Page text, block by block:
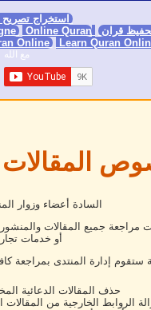
استخراج
قران Online Quran
Online Learn Quran
المقالات
السادة أعضاء وزوار
جميع المقالات
أو خدمات
ستقوم إدارة المنتدى بمراجعة
حذف المقالات الدعائية
الروابط الخارجية من